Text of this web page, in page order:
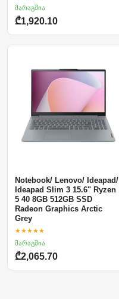
მარაგშია
₾1,920.10
Notebook/ Lenovo/ Ideapad/
Ideapad Slim 3 15.6" Ryzen
5 40 8GB 512GB SSD
Radeon Graphics Arctic
Grey
★★★★★
მარაგშია
₾2,065.70